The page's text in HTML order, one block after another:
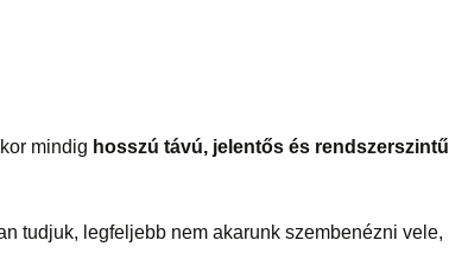
mindig hosszú távú, jelentős és rendszerszintű
tudjuk, legfeljebb nem akarunk szembenézni vele,